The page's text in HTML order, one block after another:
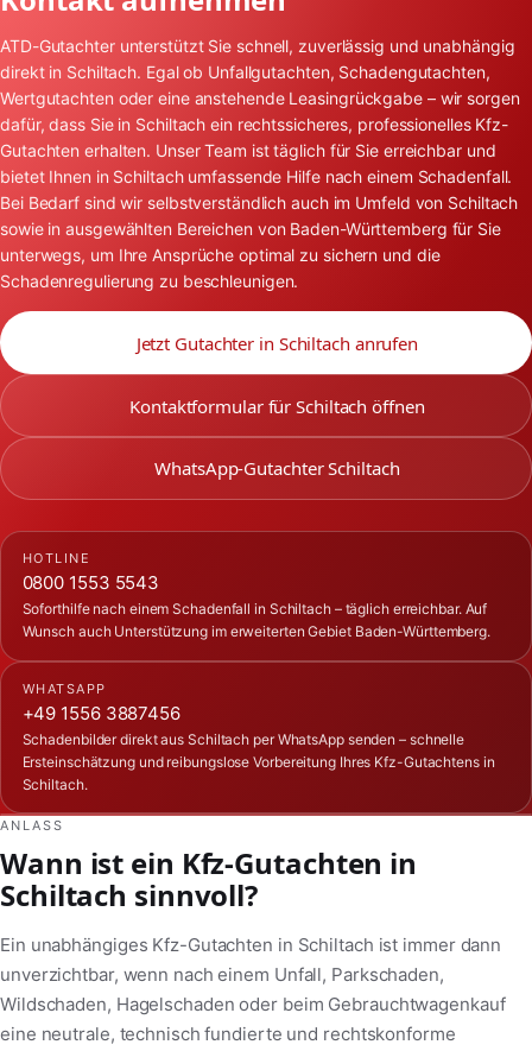
ATD-Gutachter unterstützt Sie schnell, zuverlässig und unabhängig
direkt in Schiltach. Egal ob Unfallgutachten, Schadengutachten,
Wertgutachten oder eine anstehende Leasingrückgabe – wir sorgen
dafür, dass Sie in Schiltach ein rechtssicheres, professionelles Kfz-
Gutachten erhalten. Unser Team ist täglich für Sie erreichbar und
bietet Ihnen in Schiltach umfassende Hilfe nach einem Schadenfall.
Bei Bedarf sind wir selbstverständlich auch im Umfeld von Schiltach
sowie in ausgewählten Bereichen von Baden-Württemberg für Sie
unterwegs, um Ihre Ansprüche optimal zu sichern und die
Schadenregulierung zu beschleunigen.
Jetzt Gutachter in Schiltach anrufen
Kontaktformular für Schiltach öffnen
WhatsApp-Gutachter Schiltach
HOTLINE
0800 1553 5543
Soforthilfe nach einem Schadenfall in Schiltach – täglich erreichbar. Auf
Wunsch auch Unterstützung im erweiterten Gebiet Baden-Württemberg.
WHATSAPP
+49 1556 3887456
Schadenbilder direkt aus Schiltach per WhatsApp senden – schnelle
Ersteinschätzung und reibungslose Vorbereitung Ihres Kfz-Gutachtens in
Schiltach.
ANLASS
Wann ist ein Kfz-Gutachten in
Schiltach sinnvoll?
Ein unabhängiges Kfz-Gutachten in Schiltach ist immer dann
unverzichtbar, wenn nach einem Unfall, Parkschaden,
Wildschaden, Hagelschaden oder beim Gebrauchtwagenkauf
eine neutrale, technisch fundierte und rechtskonforme